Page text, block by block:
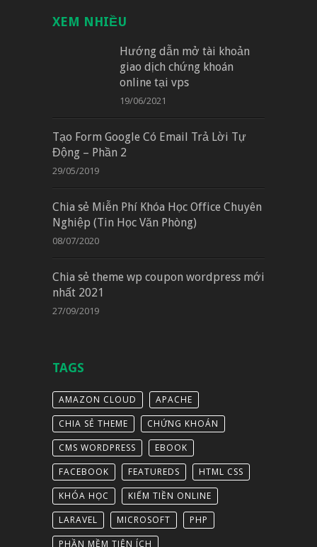
XEM NHIỀU
Hướng dẫn mở tài khoản
giao dịch chứng khoán
online tại vps
19/06/2021
Tạo Form Google Có Email Trả Lời Tự
Động – Phần 2
29/05/2019
Chia sẻ Miễn Phí Khóa Học Office Chuyên
Nghiệp (Tin Học Văn Phòng)
08/07/2020
Chia sẻ theme wp coupon wordpress mới
nhất 2021
27/09/2019
TAGS
AMAZON CLOUD
APACHE
CHIA SẺ THEME
CHỨNG KHOÁN
CMS WORDPRESS
EBOOK
FACEBOOK
FEATUREDS
HTML CSS
KHÓA HỌC
KIẾM TIỀN ONLINE
LARAVEL
MICROSOFT
PHP
PHẦN MỀM TIỆN ÍCH